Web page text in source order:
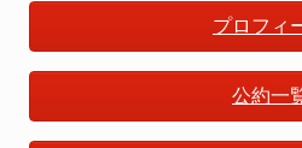
プロフィ
公約一